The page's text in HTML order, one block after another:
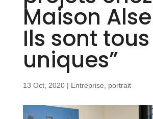
Maison
Ils sont tous
uniques”
13 Oct, 2020| Entreprise portrait